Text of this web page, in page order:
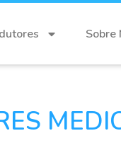
Sobre